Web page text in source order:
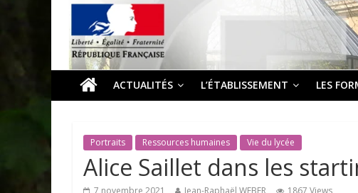
ACTUALITÉS L’ÉTABLISSEMENT LES
Portraits Ressources humaines Vie du lycée
Alice Saillet dans les